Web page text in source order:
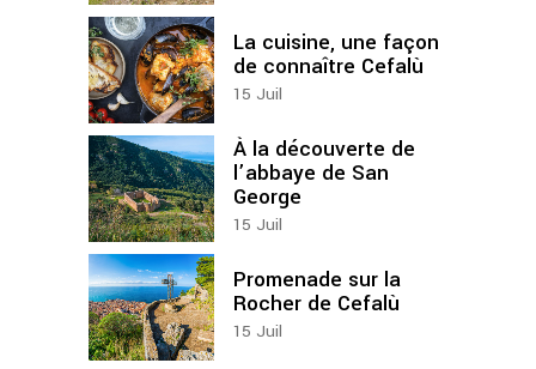
La cuisine, une façon
de connaître Cefalù
15 Juil
À la découverte de
l’abbaye de San
George
15 Juil
Promenade sur la
Rocher de Cefalù
15 Juil